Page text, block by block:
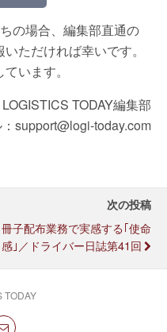
の場合、編集部直通の
ただければ幸いです。
います。
LOGISTICS TODAY編集部
support@logi-today.com
次の投稿
冊子配布業務で実感する｢使命
感｣／ドライバー日誌第41回
TODAY